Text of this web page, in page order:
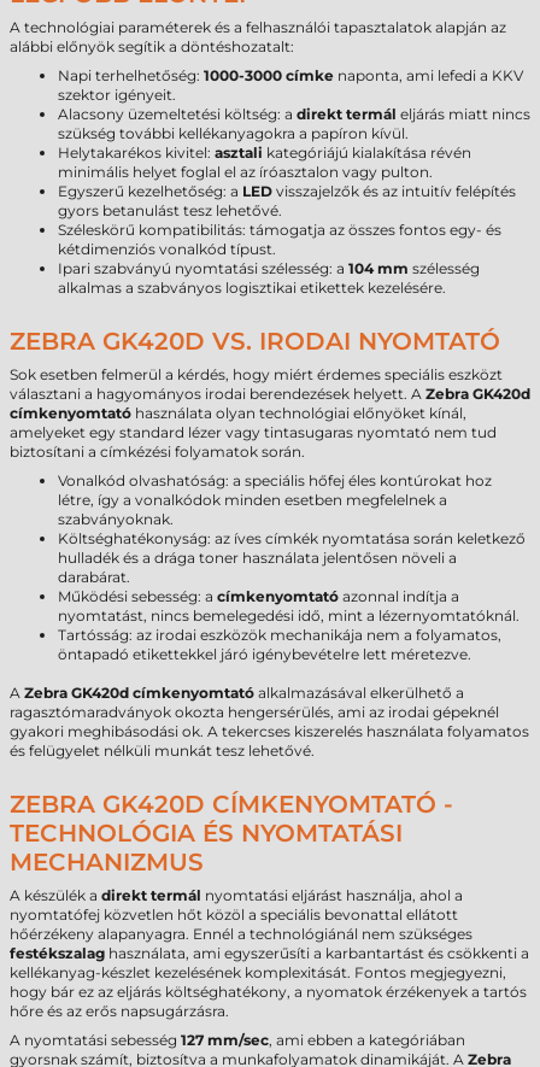
A technológiai paraméterek és a felhasználói tapasztalatok alapján az
alábbi előnyök segítik a döntéshozatalt:
Napi terhelhetőség: 1000-3000 címke naponta, ami lefedi a KKV
szektor igényeit.
Alacsony üzemeltetési költség: a direkt termál eljárás miatt nincs
szükség további kellékanyagokra a papíron kívül.
Helytakarékos kivitel: asztali kategóriájú kialakítása révén
minimális helyet foglal el az íróasztalon vagy pulton.
Egyszerű kezelhetőség: a LED visszajelzők és az intuitív felépítés
gyors betanulást tesz lehetővé.
Széleskörű kompatibilitás: támogatja az összes fontos egy- és
kétdimenziós vonalkód típust.
Ipari szabványú nyomtatási szélesség: a 104 mm szélesség
alkalmas a szabványos logisztikai etikettek kezelésére.
ZEBRA GK420D VS. IRODAI NYOMTATÓ
Sok esetben felmerül a kérdés, hogy miért érdemes speciális eszközt
választani a hagyományos irodai berendezések helyett. A Zebra GK420d
címkenyomtató használata olyan technológiai előnyöket kínál,
amelyeket egy standard lézer vagy tintasugaras nyomtató nem tud
biztosítani a címkézési folyamatok során.
Vonalkód olvashatóság: a speciális hőfej éles kontúrokat hoz
létre, így a vonalkódok minden esetben megfelelnek a
szabványoknak.
Költséghatékonyság: az íves címkék nyomtatása során keletkező
hulladék és a drága toner használata jelentősen növeli a
darabárat.
Működési sebesség: a címkenyomtató azonnal indítja a
nyomtatást, nincs bemelegedési idő, mint a lézernyomtatóknál.
Tartósság: az irodai eszközök mechanikája nem a folyamatos,
öntapadó etikettekkel járó igénybevételre lett méretezve.
A Zebra GK420d címkenyomtató alkalmazásával elkerülhető a
ragasztómaradványok okozta hengersérülés, ami az irodai gépeknél
gyakori meghibásodási ok. A tekercses kiszerelés használata folyamatos
és felügyelet nélküli munkát tesz lehetővé.
ZEBRA GK420D CÍMKENYOMTATÓ -
TECHNOLÓGIA ÉS NYOMTATÁSI
MECHANIZMUS
A készülék a direkt termál nyomtatási eljárást használja, ahol a
nyomtatófej közvetlen hőt közöl a speciális bevonattal ellátott
hőérzékeny alapanyagra. Ennél a technológiánál nem szükséges
festékszalag használata, ami egyszerűsíti a karbantartást és csökkenti a
kellékanyag-készlet kezelésének komplexitását. Fontos megjegyezni,
hogy bár ez az eljárás költséghatékony, a nyomatok érzékenyek a tartós
hőre és az erős napsugárzásra.
A nyomtatási sebesség 127 mm/sec, ami ebben a kategóriában
gyorsnak számít, biztosítva a munkafolyamatok dinamikáját. A Zebra